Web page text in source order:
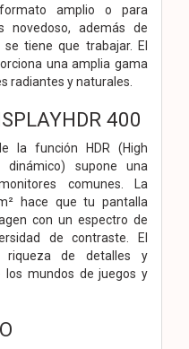
amplio o para
novedoso, además de
tiene que trabajar. El
una amplia gama
radiantes y naturales.
400
la función HDR (High
dinámico) supone una
comunes. La
hace que tu pantalla
con un espectro de
de contraste. El
riqueza de detalles y
los mundos de juegos y